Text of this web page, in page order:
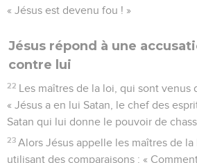
« Jésus est devenu fou ! »
Jésus répond à une
contre lui
22 Les maîtres de la loi, qui sont venus
« Jésus a en lui Satan, le chef des
Satan qui lui donne le pouvoir de
23 Alors Jésus appelle les maîtres de
utilisant des comparaisons : «